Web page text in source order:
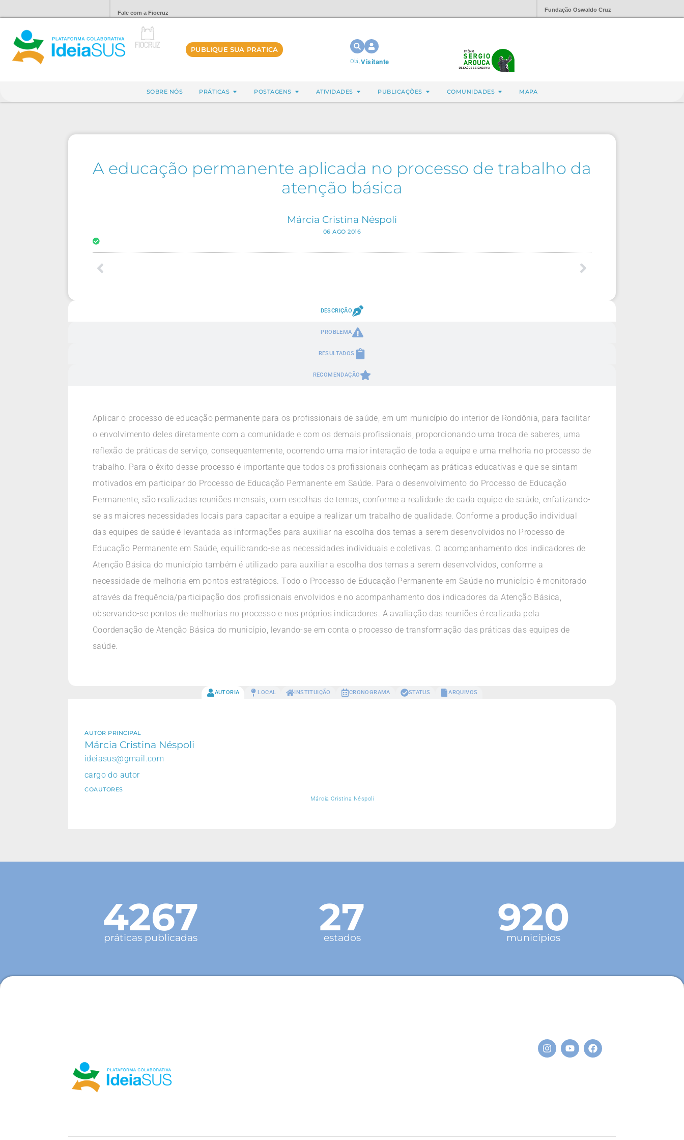
Fale com a Fiocruz Fundação Oswaldo Cruz
PUBLIQUE SUA PRATICA
Olá,Visitante
SOBRE NÓS PRÁTICAS POSTAGENS ATIVIDADES PUBLICAÇÕES COMUNIDADES MAPA
A educação permanente aplicada no processo de trabalho da
atenção básica
Márcia Cristina Néspoli
06 AGO 2016
DESCRIÇÃO
PROBLEMA
RESULTADOS
RECOMENDAÇÃO
Aplicar o processo de educação permanente para os profissionais de saúde, em um município do interior de Rondônia, para facilitar
o envolvimento deles diretamente com a comunidade e com os demais profissionais, proporcionando uma troca de saberes, uma
reflexão de práticas de serviço, consequentemente, ocorrendo uma maior interação de toda a equipe e uma melhoria no processo de
trabalho. Para o êxito desse processo é importante que todos os profissionais conheçam as práticas educativas e que se sintam
motivados em participar do Processo de Educação Permanente em Saúde. Para o desenvolvimento do Processo de Educação
Permanente, são realizadas reuniões mensais, com escolhas de temas, conforme a realidade de cada equipe de saúde, enfatizando-
se as maiores necessidades locais para capacitar a equipe a realizar um trabalho de qualidade. Conforme a produção individual
das equipes de saúde é levantada as informações para auxiliar na escolha dos temas a serem desenvolvidos no Processo de
Educação Permanente em Saúde, equilibrando-se as necessidades individuais e coletivas. O acompanhamento dos indicadores de
Atenção Básica do município também é utilizado para auxiliar a escolha dos temas a serem desenvolvidos, conforme a
necessidade de melhoria em pontos estratégicos. Todo o Processo de Educação Permanente em Saúde no município é monitorado
através da frequência/participação dos profissionais envolvidos e no acompanhamento dos indicadores da Atenção Básica,
observando-se pontos de melhorias no processo e nos próprios indicadores. A avaliação das reuniões é realizada pela
Coordenação de Atenção Básica do município, levando-se em conta o processo de transformação das práticas das equipes de
saúde.
AUTORIA LOCAL INSTITUIÇÃO CRONOGRAMA STATUS ARQUIVOS
AUTOR PRINCIPAL
Márcia Cristina Néspoli
ideiasus@gmail.com
cargo do autor
COAUTORES
Márcia Cristina Néspoli
4267
práticas publicadas 27
estados 920
municípios